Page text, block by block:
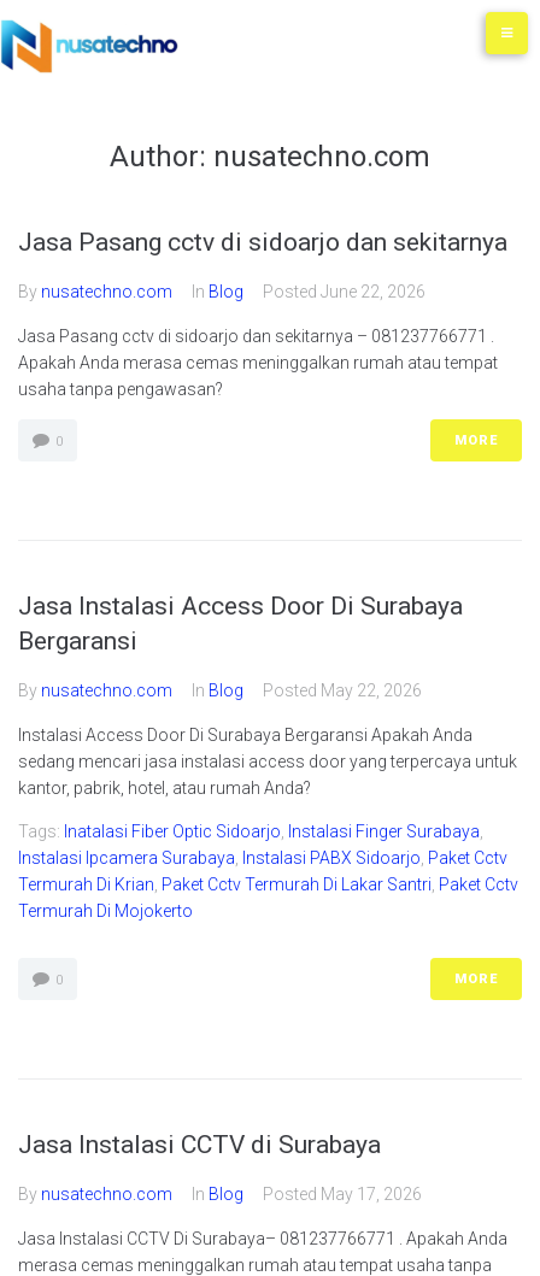
Author: nusatechno.com
Jasa Pasang cctv di sidoarjo dan sekitarnya
By nusatechno.com In Blog Posted June 22, 2026
Jasa Pasang cctv di sidoarjo dan sekitarnya – 081237766771 .
Apakah Anda merasa cemas meninggalkan rumah atau tempat
usaha tanpa pengawasan?
0 MORE
Jasa Instalasi Access Door Di Surabaya
Bergaransi
By nusatechno.com In Blog Posted May 22, 2026
Instalasi Access Door Di Surabaya Bergaransi Apakah Anda
sedang mencari jasa instalasi access door yang terpercaya untuk
kantor, pabrik, hotel, atau rumah Anda?
Tags: Inatalasi Fiber Optic Sidoarjo Instalasi Finger Surabaya
Instalasi Ipcamera Surabaya
Instalasi PABX Sidoarjo Paket Cctv
Termurah Di Krian Paket Cctv Termurah Di Lakar Santri Paket Cctv
Termurah Di Mojokerto
0 MORE
Jasa Instalasi CCTV di Surabaya
By nusatechno.com In Blog Posted May 17, 2026
Jasa Instalasi CCTV Di Surabaya– 081237766771 . Apakah Anda
merasa cemas meninggalkan rumah atau tempat usaha tanpa